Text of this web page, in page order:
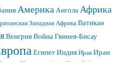
Америка Ангола Африка
Западная АфрикаВатикан
ВенгрияВойна Гвинея-Бисау
ЕгипетИндияИракИран